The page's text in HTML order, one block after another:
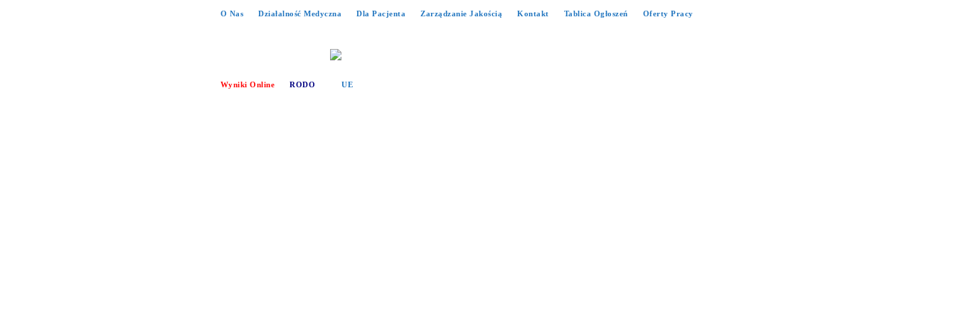
O Nas Działalność Medyczna Dla Pacjenta Zarządzanie Jakością Kontakt Tablica Ogłoszeń Oferty Pracy
Wyniki Online RODO